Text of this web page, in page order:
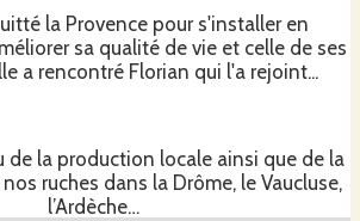
la Provence pour s'installer en
sa qualité de vie et celle de ses
a rencontré Florian qui l'a rejoint...
de la production locale ainsi que de la
ruches dans la Drôme, le Vaucluse,
l’Ardèche…